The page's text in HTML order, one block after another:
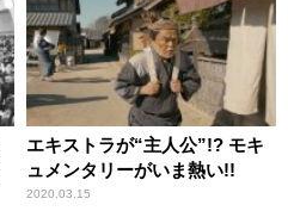
エキストラが“主人公”!? モキ
ュメンタリーがいま熱い!!
2020.03.15